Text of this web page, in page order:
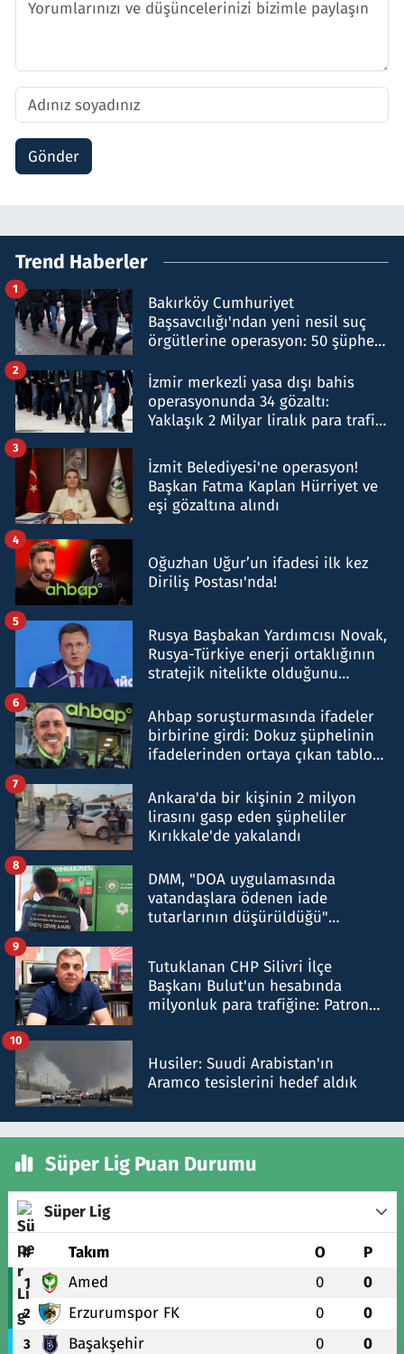
Gönder
Trend Haberler
Bakırköy Cumhuriyet
Başsavcılığı'ndan yeni nesil suç
örgütlerine operasyon: 50 şüpheli
1
İzmir merkezli yasa dışı bahis
operasyonunda 34 gözaltı:
Yaklaşık 2 Milyar liralık para trafiği
2
İzmit Belediyesi'ne operasyon!
Başkan Fatma Kaplan Hürriyet ve
eşi gözaltına alındı
3
Oğuzhan Uğur’un ifadesi ilk kez
Diriliş Postası'nda!
4
Rusya Başbakan Yardımcısı Novak,
Rusya-Türkiye enerji ortaklığının
stratejik nitelikte olduğunu
5
Ahbap soruşturmasında ifadeler
birbirine girdi: Dokuz şüphelinin
ifadelerinden ortaya çıkan tablo
6
Ankara'da bir kişinin 2 milyon
lirasını gasp eden şüpheliler
Kırıkkale'de yakalandı
7
DMM, "DOA uygulamasında
vatandaşlara ödenen iade
tutarlarının düşürüldüğü"
8
Tutuklanan CHP Silivri İlçe
Başkanı Bulut'un hesabında
milyonluk para trafiğine: Patron
9
Husiler: Suudi Arabistan'ın
Aramco tesislerini hedef aldık
10
Süper Lig Puan Durumu
Süper Lig
# Takım O P
1 Amed 0 0
2 Erzurumspor FK 0 0
3 Başakşehir 0 0